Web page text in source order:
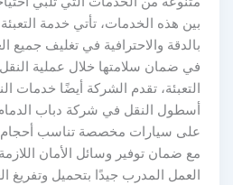
بين هذه الخدمات، تأتي خدمة
بالدقة والاحترافية في تغليف جميع
في ضمان سلامتها خلال عملية النقل.
التعبئة، تقدم الشركة أيضًا خدمات
أسطول النقل في شركة دباب الدمام
على سيارات مخصصة تناسب أحجام
مع ضمان توفير وسائل الأمان
العمل المدرب جيدًا بتحميل وتفريغ